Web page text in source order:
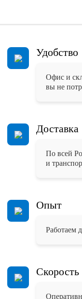
Удобство
Офис и
вы не
Доставка
По всей
и
Опыт
Работаем
Скорость